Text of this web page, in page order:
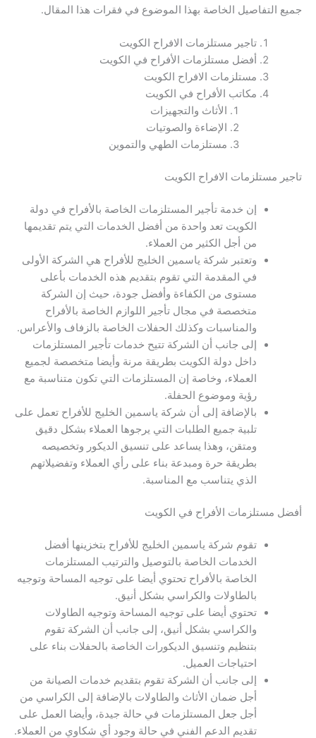
جميع التفاصيل الخاصة بهذا الموضوع في فقرات هذا المقال.
تاجير مستلزمات الافراح الكويت
أفضل مستلزمات الأفراح في الكويت
مستلزمات الافراح الكويت
مكاتب الأفراح في الكويت
الأثاث والتجهيزات
الإضاءة والصوتيات
مستلزمات الطهي والتموين
تاجير مستلزمات الافراح الكويت
إن خدمة تأجير المستلزمات الخاصة بالأفراح في دولة
الكويت تعد واحدة من أفضل الخدمات التي يتم تقديمها
من أجل الكثير من العملاء.
وتعتبر شركة ياسمين الخليج للأفراح هي الشركة الأولى
في المقدمة التي تقوم بتقديم هذه الخدمات بأعلى
مستوى من الكفاءة وأفضل جودة، حيث إن الشركة
متخصصة في مجال تأجير اللوازم الخاصة بالأفراح
والمناسبات وكذلك الحفلات الخاصة بالزفاف والأعراس.
إلى جانب أن الشركة تتيح خدمات تأجير المستلزمات
داخل دولة الكويت بطريقة مرنة وأيضا متخصصة لجميع
العملاء، وخاصة إن المستلزمات التي تكون متناسبة مع
رؤية وموضوع الحفلة.
بالإضافة إلى أن شركة ياسمين الخليج للأفراح تعمل على
تلبية جميع الطلبات التي يرجوها العملاء بشكل دقيق
ومتقن، وهذا يساعد على تنسيق الديكور وتخصيصه
بطريقة حرة ومبدعة بناء على رأي العملاء وتفضيلاتهم
الذي يتناسب مع المناسبة.
أفضل مستلزمات الأفراح في الكويت
تقوم شركة ياسمين الخليج للأفراح بتخزينها أفضل
الخدمات الخاصة بالتوصيل والترتيب المستلزمات
الخاصة بالأفراح تحتوي أيضا على توجيه المساحة وتوجيه
بالطاولات والكراسي بشكل أنيق.
تحتوي أيضا على توجيه المساحة وتوجيه الطاولات
والكراسي بشكل أنيق، إلى جانب أن الشركة تقوم
بتنظيم وتنسيق الديكورات الخاصة بالحفلات بناء على
احتياجات العميل.
إلى جانب أن الشركة تقوم بتقديم خدمات الصيانة من
أجل ضمان الأثاث والطاولات بالإضافة إلى الكراسي من
أجل جعل المستلزمات في حالة جيدة، وأيضا العمل على
تقديم الدعم الفني في حالة وجود أي شكاوي من العملاء.